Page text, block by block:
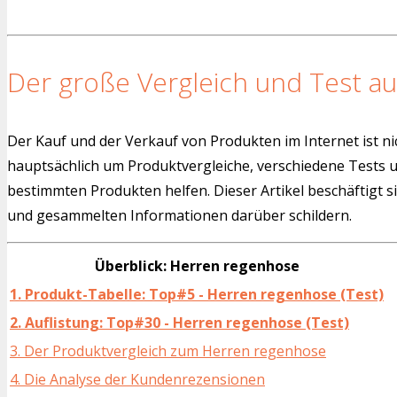
Der große Vergleich und Test
Der Kauf und der Verkauf von Produkten im Internet ist
hauptsächlich um Produktvergleiche, verschiedene Tests
bestimmten Produkten helfen. Dieser Artikel beschäftigt
und gesammelten Informationen darüber schildern.
Überblick: Herren regenhose
1. Produkt-Tabelle: Top#5 - Herren regenhose (Test)
2. Auflistung: Top#30 - Herren regenhose (Test)
3. Der Produktvergleich zum Herren regenhose
4. Die Analyse der Kundenrezensionen